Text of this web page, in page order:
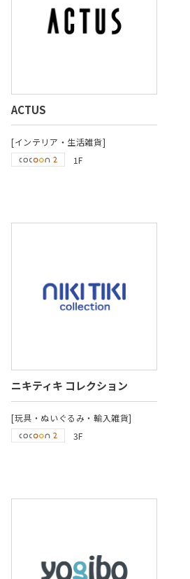
ACTUS
[インテリア・生活雑貨]
1F
ニキティキ コレクション
[玩具・ぬいぐるみ・輸入雑貨]
3F